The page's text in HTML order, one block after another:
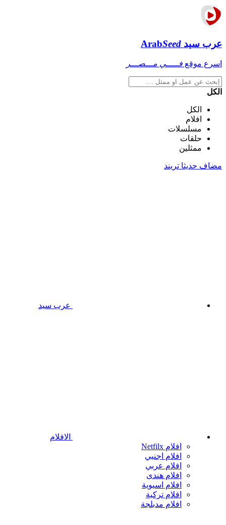
عرب سيد ArabSeed
اسرع موقع فـــــي مـــصـــر
الكل
الكل
افلام
مسلسلات
حلقات
ممثلين
مضاف حديثا تريند
عرب سيد
الافلام
افلام Netfilx
افلام اجنبي
افلام عربي
افلام هندى
افلام اسيوية
افلام تركية
افلام مدبلجة